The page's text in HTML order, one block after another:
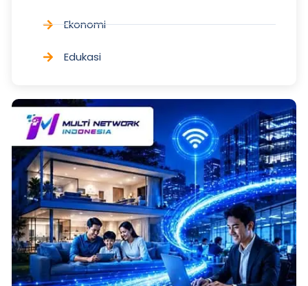
Ekonomi
Edukasi